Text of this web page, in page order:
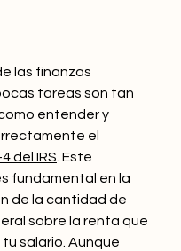
las finanzas
tareas son tan
entender y
el
del IRS. Este
fundamental en la
de la cantidad de
sobre la renta que
salario. Aunque